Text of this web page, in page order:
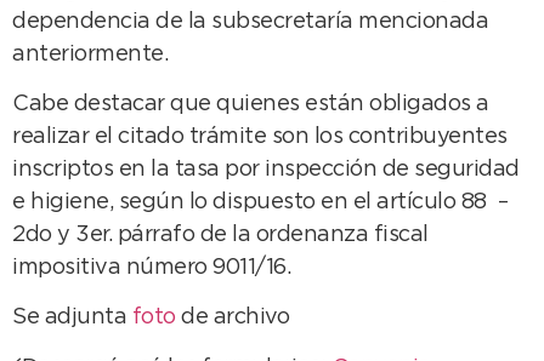
dependencia de la subsecretaría mencionada
anteriormente.
Cabe destacar que quienes están obligados a
realizar el citado trámite son los contribuyentes
inscriptos en la tasa por inspección de seguridad
e higiene, según lo dispuesto en el artículo 88 –
2do y 3er. párrafo de la ordenanza fiscal
impositiva número 9011/16.
Se adjunta foto de archivo